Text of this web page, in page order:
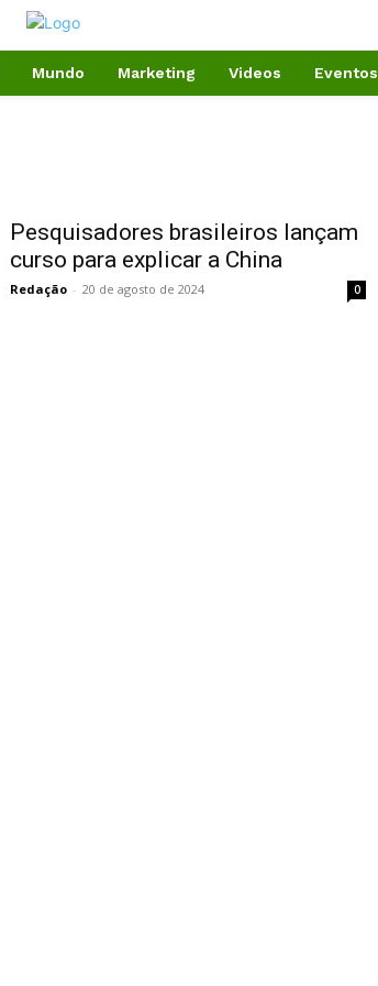
Mundo Marketing Videos Eventos
Pesquisadores brasileiros lançam
curso para explicar a China
Redação - 20 de agosto de 2024 0